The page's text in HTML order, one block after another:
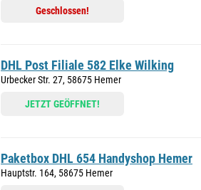
Geschlossen!
DHL Post Filiale 582 Elke Wilking
Urbecker Str. 27, 58675 Hemer
JETZT GEÖFFNET!
Paketbox DHL 654 Handyshop Hemer
Hauptstr. 164, 58675 Hemer